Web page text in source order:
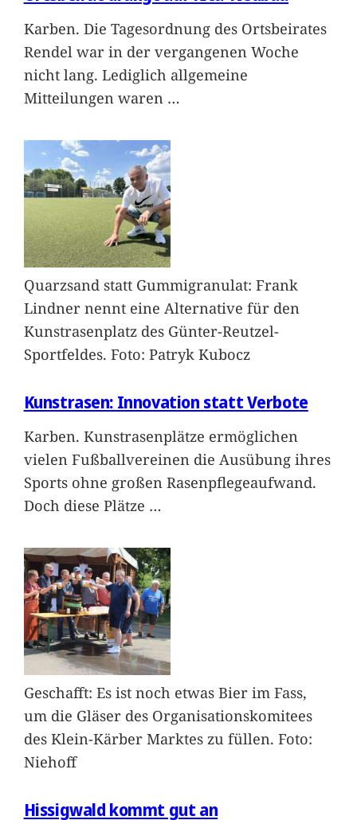
Karben. Die Tagesordnung des Ortsbeirates
Rendel war in der vergangenen Woche
nicht lang. Lediglich allgemeine
Mitteilungen waren …
Quarzsand statt Gummigranulat: Frank
Lindner nennt eine Alternative für den
Kunstrasenplatz des Günter-Reutzel-
Sportfeldes. Foto: Patryk Kubocz
Kunstrasen: Innovation statt Verbote
Karben. Kunstrasenplätze ermöglichen
vielen Fußballvereinen die Ausübung ihres
Sports ohne großen Rasenpflegeaufwand.
Doch diese Plätze …
Geschafft: Es ist noch etwas Bier im Fass,
um die Gläser des Organisationskomitees
des Klein-Kärber Marktes zu füllen. Foto:
Niehoff
Hissigwald kommt gut an